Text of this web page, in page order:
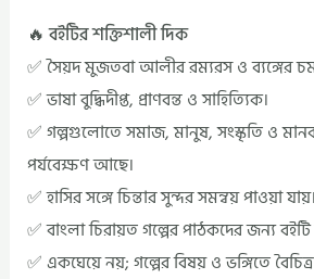
🔥 বইটির শক্তিশালী দিক
✅ সৈয়দ মুজতবা আলীর রম্যরস ও ব্যঙ্গের
✅ ভাষা বুদ্ধিদীপ্ত, প্রাণবন্ত ও সাহিত্যিক।
✅ গল্পগুলোতে সমাজ, মানুষ, সংস্কৃতি ও
পর্যবেক্ষণ আছে।
✅ হাসির সঙ্গে চিন্তার সুন্দর সমন্বয় পাওয়া যায়।
✅ বাংলা চিরায়ত গল্পের পাঠকদের জন্য
✅ একঘেয়ে নয়; গল্পের বিষয় ও ভঙ্গিতে